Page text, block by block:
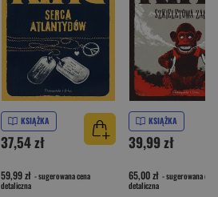
KSIĄŻKA
37,54 zł
59,99 zł - sugerowana cena
detaliczna
KSIĄŻKA
39,99 zł
65,00 zł - sugerowana cena
detaliczna